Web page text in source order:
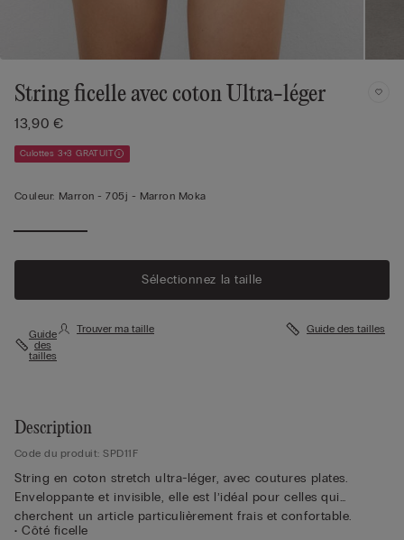
String ficelle avec coton Ultra-léger
13,90 €
Culottes 3+3 GRATUIT
Couleur: Marron -705j - Marron Moka
Sélectionnez la taille
Guide
des
tailles
Trouver ma taille Guide des tailles
Description
Code du produit: SPD11F
String en coton stretch ultra-léger, avec coutures plates.
Enveloppante et invisible, elle est l’idéal pour celles qui
cherchent un article particulièrement frais et confortable.
• Côté ficelle